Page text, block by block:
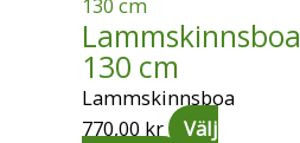
Lammskinnsboa
130 cm
Lammskinnsboa
770,00 kr
Välj